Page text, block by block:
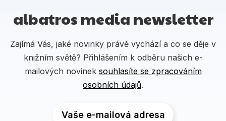
albatros media newsletter
Zajímá Vás, jaké novinky právě vychází a co se děje v
knižním světě? Přihlášením k odběru našich e-
mailových novinek souhlasíte se zpracováním
osobních údajů.
Vaše e-mailová adresa